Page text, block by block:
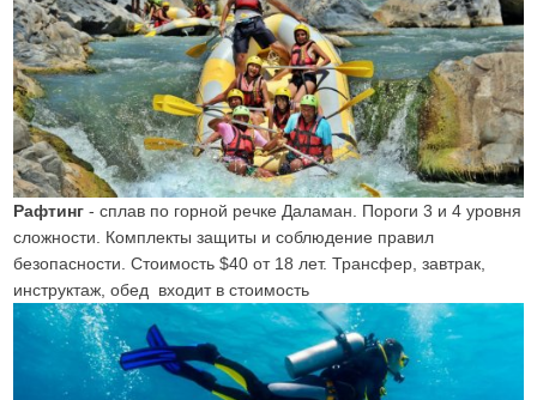
Рафтинг - сплав по горной речке Даламан. Пороги 3 и 4 уровня
сложности. Комплекты защиты и соблюдение правил
безопасности. Стоимость $40 от 18 лет. Трансфер, завтрак,
инструктаж, обед входит в стоимость